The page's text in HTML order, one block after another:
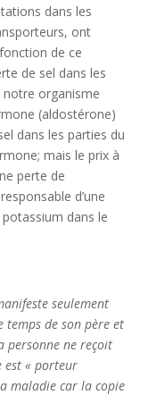
dans les
ont
de ce
de sel dans les
notre organisme
(aldostérone)
dans les parties du
mais le prix à
perte de
d’une
dans le
seulement
temps de son père et
personne ne reçoit
est « porteur
maladie car la copie